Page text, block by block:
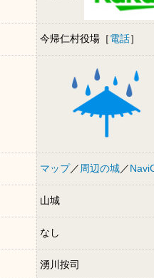
今帰仁村役場［電話］
マップ／周辺の城／
山城
なし
湧川按司